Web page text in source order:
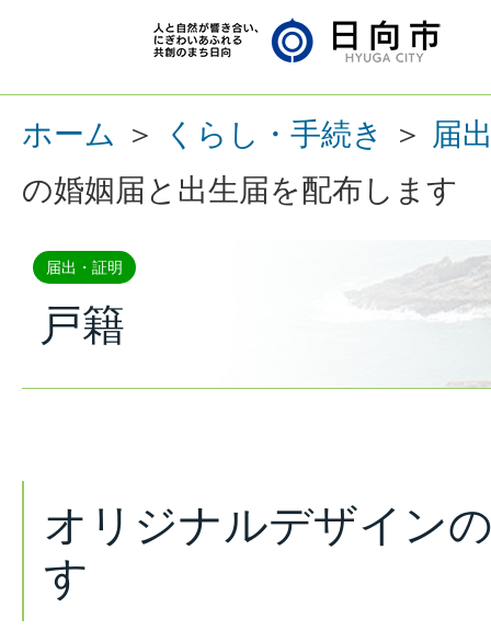
ホーム ＞ くらし・手続き ＞ 届
の婚姻届と出生届を配布します
届出・証明
戸籍
オリジナルデザイン
す